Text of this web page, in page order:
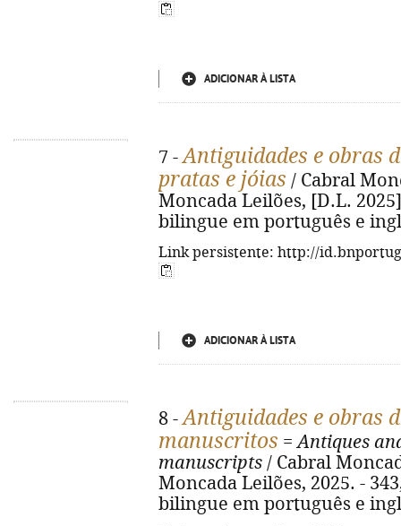
ADICIONAR À LISTA
7 -Antiguidades e obras
pratas e jóias / Cabral
Moncada Leilões, [D.L.
bilingue em português e
Link persistente: http://
ADICIONAR À LISTA
8 -Antiguidades e obras
manuscritos =Antiques
manuscripts / Cabral
Moncada Leilões, 2025. -
bilingue em português e